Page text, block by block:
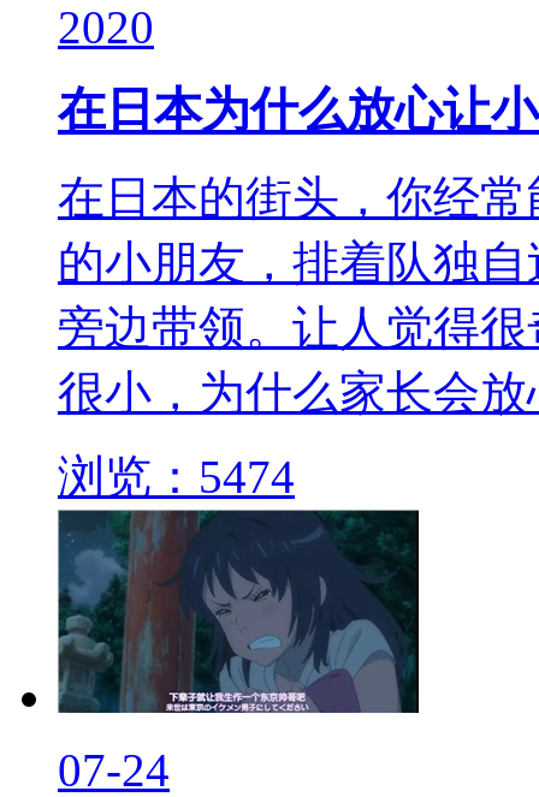
2020
在日本为什么放心让
在日本的街头，你经
的小朋友，排着队独
旁边带领。让人觉得
很小，为什么家长会
浏览：5474
07-24